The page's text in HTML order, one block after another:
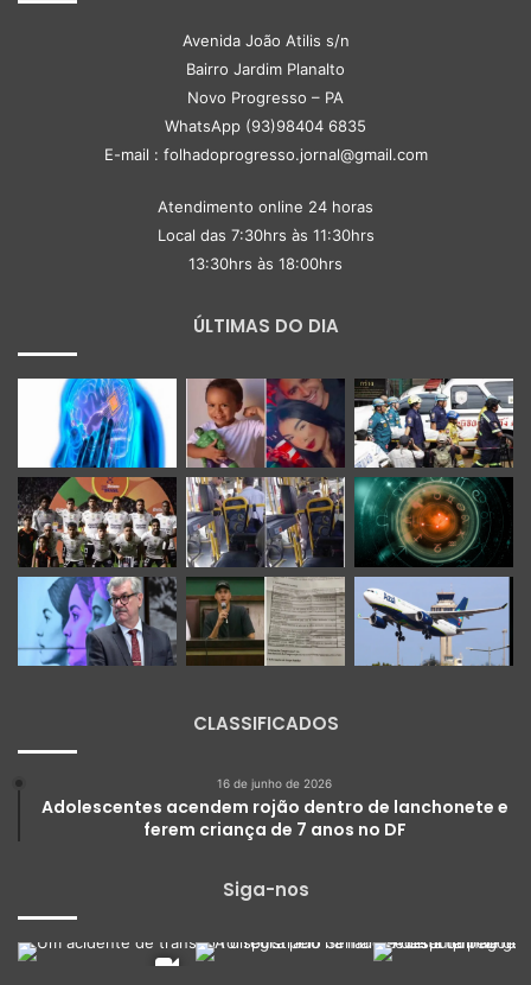
Avenida João Atilis s/n
Bairro Jardim Planalto
Novo Progresso – PA
WhatsApp (93)98404 6835
E-mail : folhadoprogresso.jornal@gmail.com
Atendimento online 24 horas
Local das 7:30hrs às 11:30hrs
13:30hrs às 18:00hrs
ÚLTIMAS DO DIA
CLASSIFICADOS
16 de junho de 2026
Adolescentes acendem rojão dentro de lanchonete e
ferem criança de 7 anos no DF
Siga-nos